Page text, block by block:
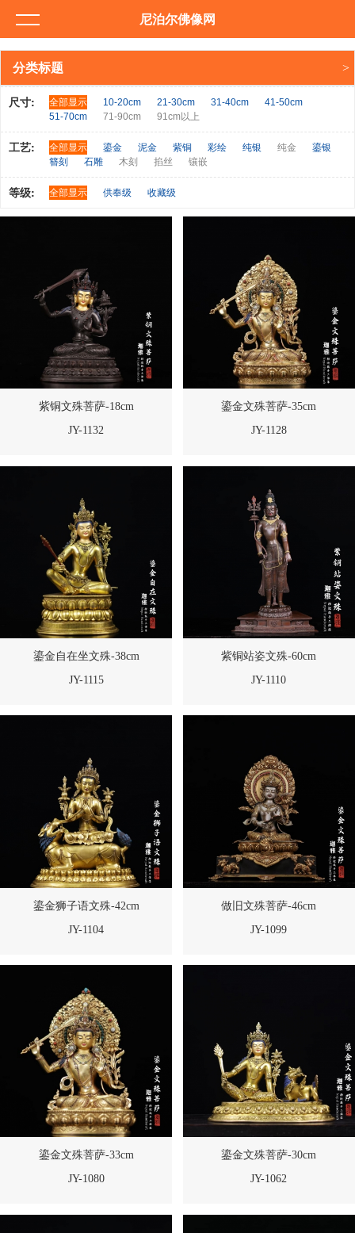
尼泊尔佛像网
分类标题
尺寸: 全部显示 10-20cm 21-30cm 31-40cm
41-50cm
51-70cm
71-90cm 91cm以上
工艺: 全部显示 鎏金 泥金 紫铜 彩绘 纯银 纯金
鎏银
簪刻
石雕 木刻 掐丝 镶嵌
等级: 全部显示 供奉级 收藏级
紫铜文殊菩萨-18cm
JY-1132
鎏金文殊菩萨-35cm
JY-1128
鎏金自在坐文殊-38cm
JY-1115
紫铜站姿文殊-60cm
JY-1110
鎏金狮子语文殊-42cm
JY-1104
做旧文殊菩萨-46cm
JY-1099
鎏金文殊菩萨-33cm
JY-1080
鎏金文殊菩萨-30cm
JY-1062